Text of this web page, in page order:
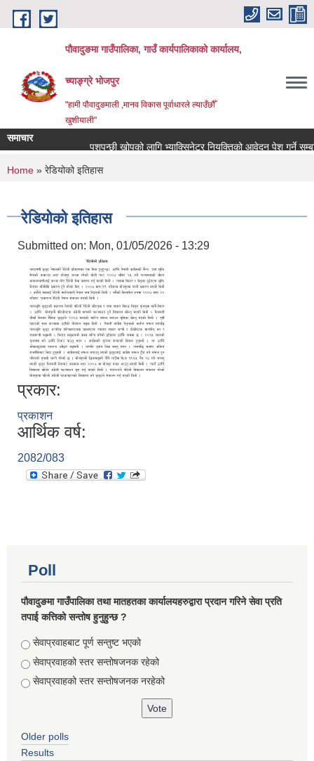
Skip to main content
पौवादुङमा गाउँपालिका, गाउँ कार्यपालिकाको कार्यालय,
च्याङ्ग्रे भोजपुर
"हामी पौवादुङमाली ,मानव विकास पूर्वाधारले ल्याउँछौँ
खुशीयाली"
समाचार
पशुपन्छी खोपको लागि भ्याक्सिनेटर नियुक्तिको आवेदन पेश गर्ने
You are here
Home » रेडियोको इतिहास
रेडियोको इतिहास
Submitted on: Mon, 01/05/2026 - 13:29
प्रकार:
प्रकाशन
आर्थिक वर्ष:
2082/083
Poll
पौवादुङमा गाउँपालिका तथा मातहतका कार्यालयहरुद्वारा प्रदान गरिने सेवा प्रति
तपाई कत्तिको सन्तोष हुनुहुन्छ ?
Choices
सेवाप्रवाहबाट पूर्ण सन्तुष्ट भएको
सेवाप्रवाहको स्तर सन्तोषजनक रहेको
सेवाप्रवाहको स्तर सन्तोषजनक नरहेको
Older polls
Results